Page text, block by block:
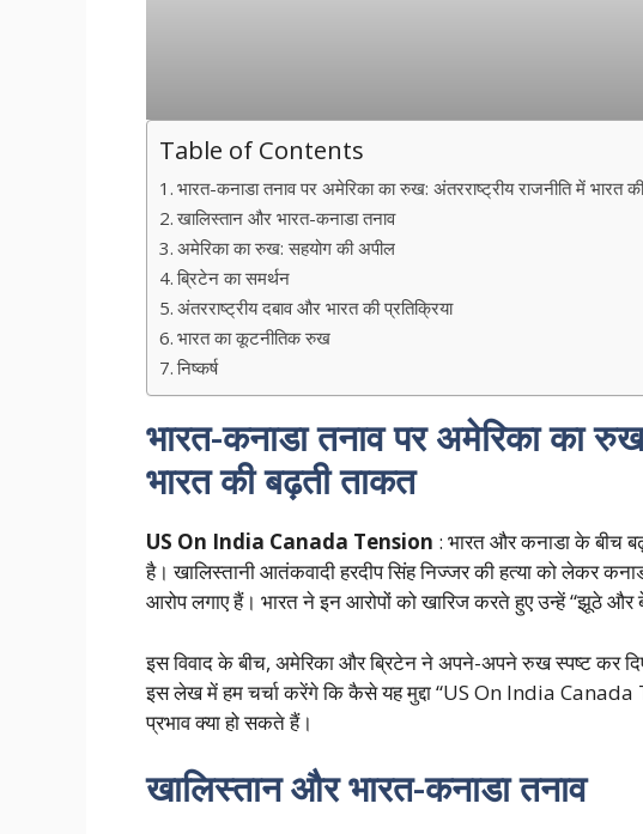
Table of Contents
भारत-कनाडा तनाव पर अमेरिका का रुख: अंतरराष्ट्रीय राजनीति में भारत
खालिस्तान और भारत-कनाडा तनाव
अमेरिका का रुख: सहयोग की अपील
ब्रिटेन का समर्थन
अंतरराष्ट्रीय दबाव और भारत की प्रतिक्रिया
भारत का कूटनीतिक रुख
निष्कर्ष
भारत-कनाडा तनाव पर अमेरिका का
भारत की बढ़ती ताकत
US On India Canada Tension : भारत और कनाडा के बीच
है। खालिस्तानी आतंकवादी हरदीप सिंह निज्जर की हत्या को लेकर
आरोप लगाए हैं। भारत ने इन आरोपों को खारिज करते हुए उन्हें “झूठे और
इस विवाद के बीच, अमेरिका और ब्रिटेन ने अपने-अपने रुख स्पष्ट कर
इस लेख में हम चर्चा करेंगे कि कैसे यह मुद्दा “US On India
प्रभाव क्या हो सकते हैं।
खालिस्तान और भारत-कनाडा तनाव